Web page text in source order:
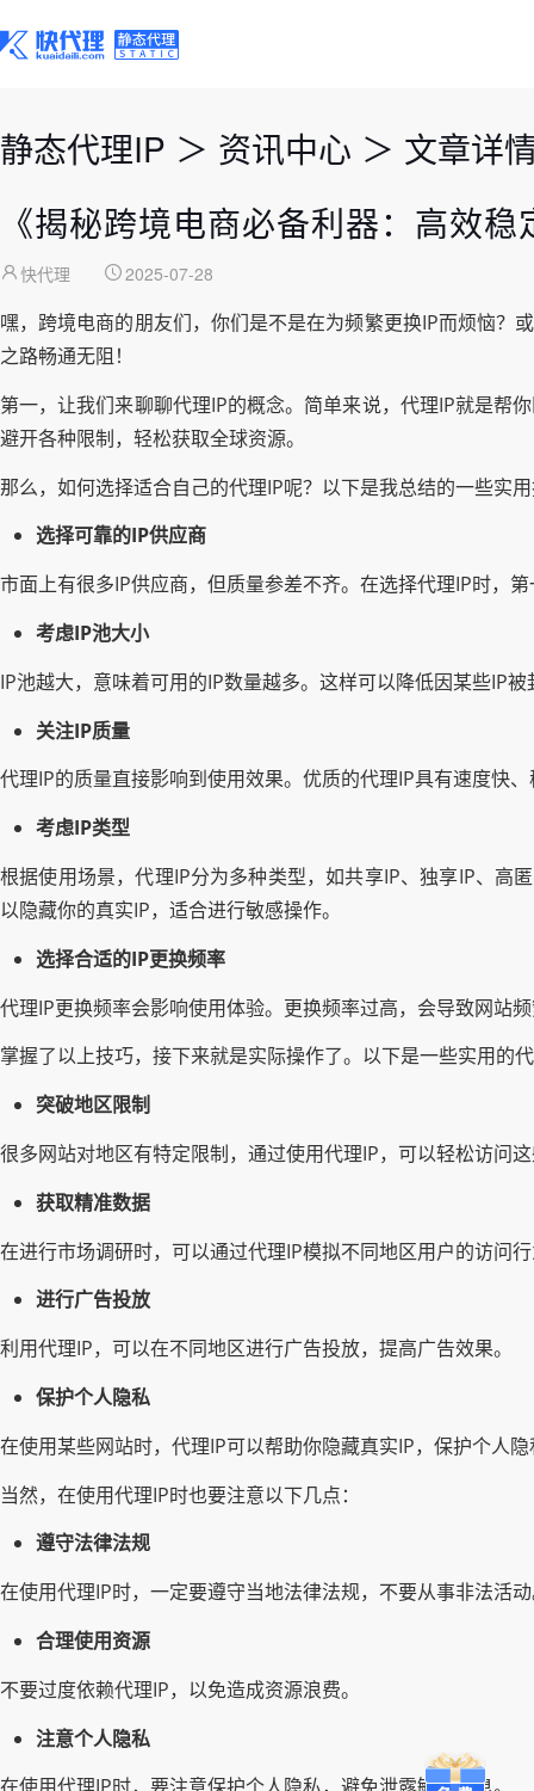
静态代理IP ＞ 资讯中心 ＞ 文章详
《揭秘跨境电商必备利器：高效
快代理 2025-07-28
嘿，跨境电商的朋友们，你们是不是在为频繁更换IP而烦恼？
之路畅通无阻！
第一，让我们来聊聊代理IP的概念。简单来说，代理IP就是帮
避开各种限制，轻松获取全球资源。
那么，如何选择适合自己的代理IP呢？以下是我总结的一些实
选择可靠的IP供应商
市面上有很多IP供应商，但质量参差不齐。在选择代理IP时，
考虑IP池大小
IP池越大，意味着可用的IP数量越多。这样可以降低因某些IP
关注IP质量
代理IP的质量直接影响到使用效果。优质的代理IP具有速度快
考虑IP类型
根据使用场景，代理IP分为多种类型，如共享IP、独享IP、高
以隐藏你的真实IP，适合进行敏感操作。
选择合适的IP更换频率
代理IP更换频率会影响使用体验。更换频率过高，会导致网站
掌握了以上技巧，接下来就是实际操作了。以下是一些实用的
突破地区限制
很多网站对地区有特定限制，通过使用代理IP，可以轻松访问
获取精准数据
在进行市场调研时，可以通过代理IP模拟不同地区用户的访问
进行广告投放
利用代理IP，可以在不同地区进行广告投放，提高广告效果。
保护个人隐私
在使用某些网站时，代理IP可以帮助你隐藏真实IP，保护个人
当然，在使用代理IP时也要注意以下几点：
遵守法律法规
在使用代理IP时，一定要遵守当地法律法规，不要从事非法活
合理使用资源
不要过度依赖代理IP，以免造成资源浪费。
注意个人隐私